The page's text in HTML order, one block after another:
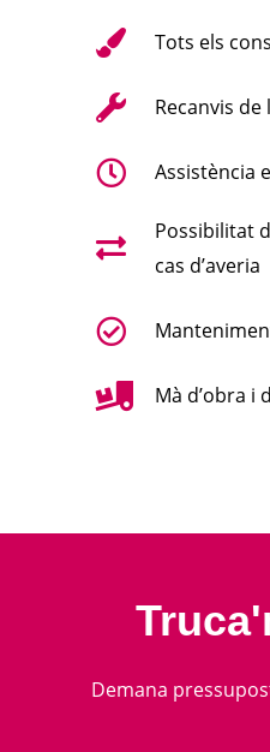
Tots els
Recanvis
Assistència
Possibilitat
cas d’averia
Mà d’obra i
Demana